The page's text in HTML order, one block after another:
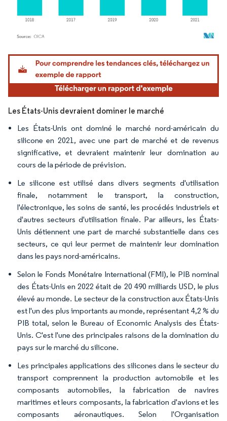
Image © Mordor Intelligence. La réutilisation nécessite une attribution sous CC BY
Les États-Unis devraient dominer le marché
Les États-Unis ont dominé le marché nord-américain du
silicone en 2021, avec une part de marché et de revenus
significative, et devraient maintenir leur domination au
cours de la période de prévision.
Le silicone est utilisé dans divers segments d'utilisation
finale, notamment le transport, la construction,
l'électronique, les soins de santé, les procédés industriels et
d'autres secteurs d'utilisation finale. Par ailleurs, les États-
Unis détiennent une part de marché substantielle dans ces
secteurs, ce qui leur permet de maintenir leur domination
dans les pays nord-américains.
Selon le Fonds Monétaire International (FMI), le PIB nominal
des États-Unis en 2022 était de 20 490 milliards USD, le plus
élevé au monde. Le secteur de la construction aux États-Unis
est l'un des plus importants au monde, représentant 4,2 % du
PIB total, selon le Bureau of Economic Analysis des États-
Unis. C'est l'une des principales raisons de la domination du
pays sur le marché du silicone.
Les principales applications des silicones dans le secteur du
transport comprennent la production automobile et les
composants automobiles, la fabrication de navires
maritimes et leurs composants, la fabrication d'avions et les
composants aéronautiques. Selon l'Organisation